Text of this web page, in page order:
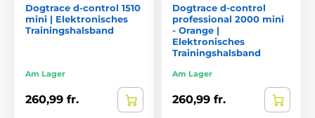
Dogtrace d-control 1510
mini | Elektronisches
Trainingshalsband
Am Lager
260,99 fr.
Dogtrace d-control
professional 2000 mini
- Orange |
Elektronisches
Trainingshalsband
Am Lager
260,99 fr.